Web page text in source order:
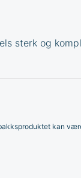
sterk og
kan